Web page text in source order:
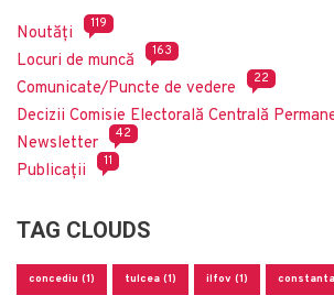
Noutăți 119
Locuri de muncă 163
Comunicate/Puncte de vedere 22
Decizii Comisie Electorală Centrală
Newsletter 42
Publicații 11
TAG CLOUDS
concediu (1) tulcea (1) ilfov (1)